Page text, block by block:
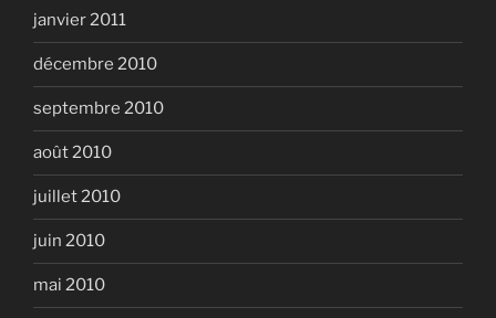
janvier 2011
décembre 2010
septembre 2010
août 2010
juillet 2010
juin 2010
mai 2010